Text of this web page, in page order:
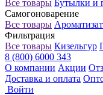
Все товары Бутылки и
Самогоноварение
Все товары
Фильтрация
Все товары Кизельгур
8 (800) 6000 343
О компании Акции
Доставка и оплата
Войти